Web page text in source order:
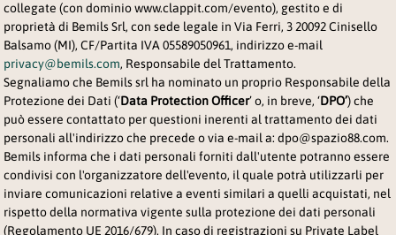
collegate (con dominio www.clappit.com/evento), gestito e di
proprietà di Bemils Srl, con sede legale in Via Ferri, 3 20092 Cinisello
Balsamo (MI), CF/Partita IVA 05589050961, indirizzo e-mail
privacy@bemils.com, Responsabile del Trattamento.
Segnaliamo che Bemils srl ha nominato un proprio Responsabile della
Protezione dei Dati (‘Data Protection Officer’ o, in breve, ‘DPO’) che
può essere contattato per questioni inerenti al trattamento dei dati
personali all'indirizzo che precede o via e-mail a: dpo@spazio88.com.
Bemils informa che i dati personali forniti dall'utente potranno essere
condivisi con l'organizzatore dell'evento, il quale potrà utilizzarli per
inviare comunicazioni relative a eventi similari a quelli acquistati, nel
rispetto della normativa vigente sulla protezione dei dati personali
(Regolamento UE 2016/679). In caso di registrazioni su Private Label